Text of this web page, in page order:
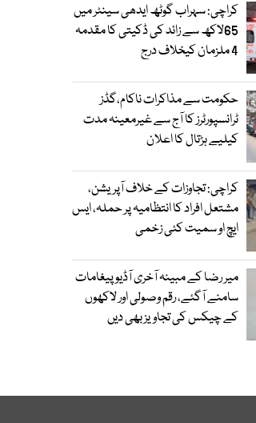
کراچی: سہراب گوٹھ ایدھی سینٹر میں
65لاکھ سے زائد کی ڈکیتی کا مقدمہ
4 ملزمان کیخلاف درج
حکومت سے مذاکرات ناکام،گڈز
ٹرانسپورٹرز کا آج سے غیرمعینہ مدت
کیلیے ہڑتال کا اعلان
کراچی: تجاوزات کے خلاف آپریشن،
مشتعل افراد کا انتظامیہ پر حملہ، ایس
ایچ او سمیت کئی زخمی
میر رضا کے مبینہ آخری آڈیو پیغامات
سامنے آگئے، رقم وصولی اور لاکھوں
کے چیکس کی تجاویز بھی دیں